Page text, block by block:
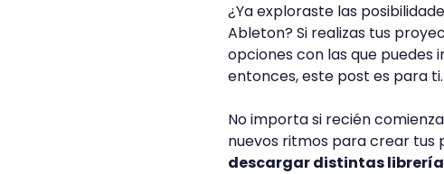
¿Ya exploraste las
Ableton? Si realizas tus
opciones con las que
entonces, este post es para ti.
No importa si recién
nuevos ritmos para crear tus
descargar distintas